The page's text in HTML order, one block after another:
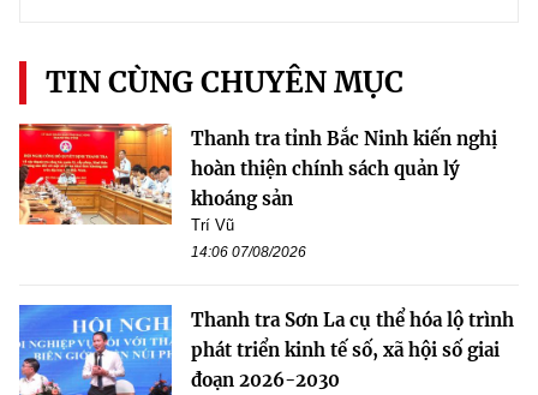
TIN CÙNG CHUYÊN MỤC
Thanh tra tỉnh Bắc Ninh kiến nghị
hoàn thiện chính sách quản lý
khoáng sản
Trí Vũ
14:06 07/08/2026
Thanh tra Sơn La cụ thể hóa lộ trình
phát triển kinh tế số, xã hội số giai
đoạn 2026-2030